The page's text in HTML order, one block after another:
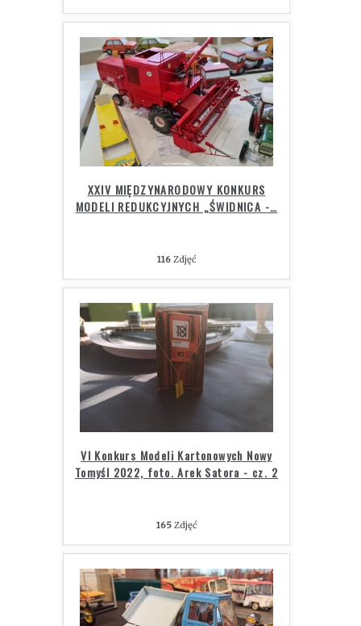
XXIV MIĘDZYNARODOWY KONKURS
MODELI REDUKCYJNYCH „ŚWIDNICA -…
116Zdjęć
VI Konkurs Modeli Kartonowych Nowy
Tomyśl 2022, foto. Arek Satora - cz. 2
165Zdjęć